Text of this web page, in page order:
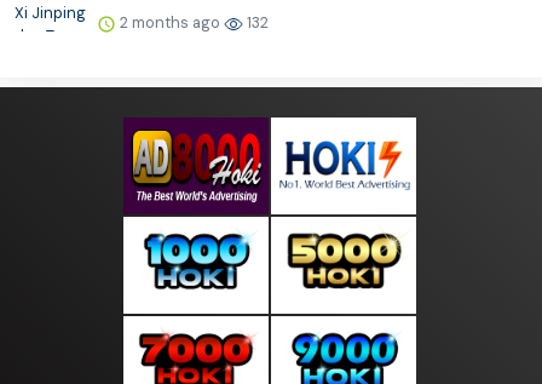
2 months ago 132